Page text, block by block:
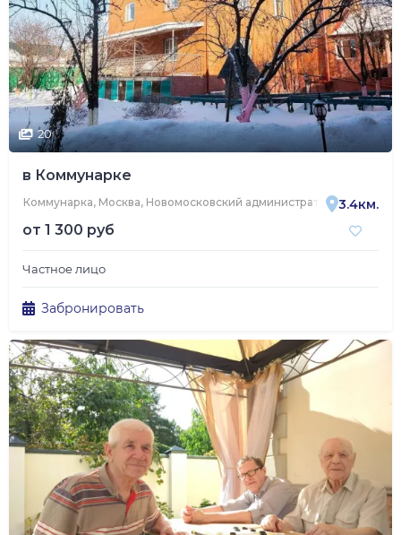
20
в Коммунарке
Коммунарка, Москва, Новомосковский административный3.4км.
от 1 300 руб
Частное лицо
Забронировать